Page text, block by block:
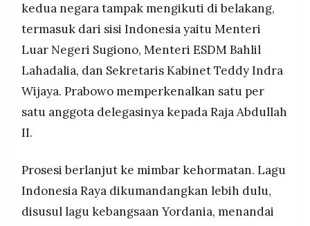
kedua negara tampak mengikuti di belakang,
termasuk dari sisi Indonesia yaitu Menteri
Luar Negeri Sugiono, Menteri ESDM Bahlil
Lahadalia, dan Sekretaris Kabinet Teddy Indra
Wijaya. Prabowo memperkenalkan satu per
satu anggota delegasinya kepada Raja Abdullah
II.
Prosesi berlanjut ke mimbar kehormatan. Lagu
Indonesia Raya dikumandangkan lebih dulu,
disusul lagu kebangsaan Yordania, menandai